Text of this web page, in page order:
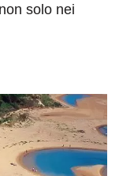
solo nei